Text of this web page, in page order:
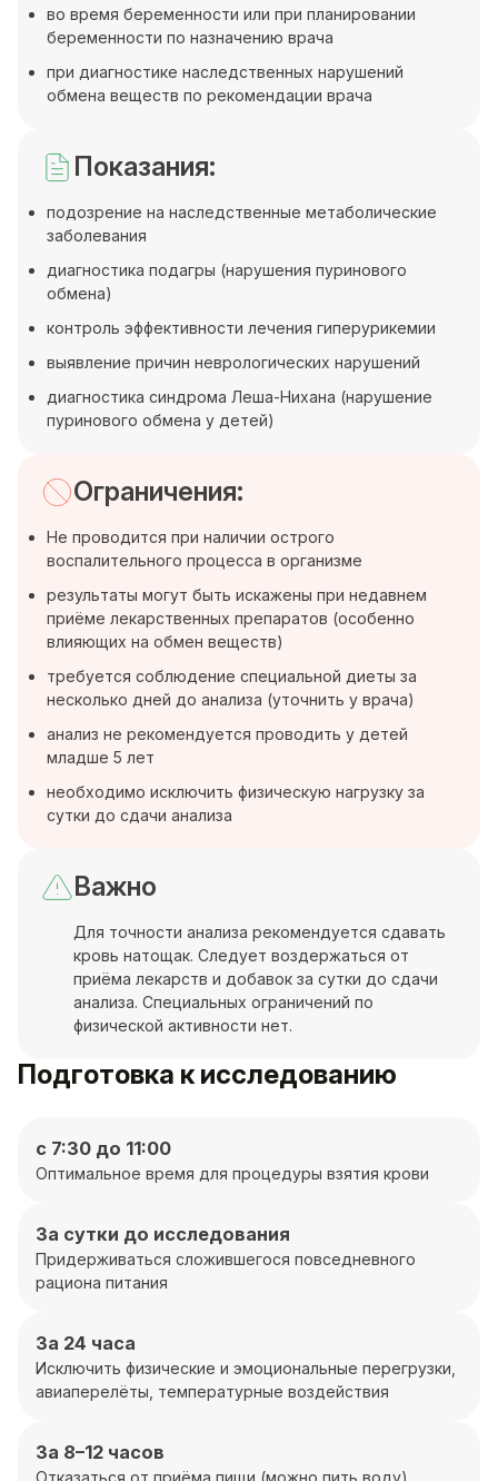
во время беременности или при планировании
беременности по назначению врача
при диагностике наследственных нарушений
обмена веществ по рекомендации врача
Показания:
подозрение на наследственные метаболические
заболевания
диагностика подагры (нарушения пуринового
обмена)
контроль эффективности лечения гиперурикемии
выявление причин неврологических нарушений
диагностика синдрома Леша-Нихана (нарушение
пуринового обмена у детей)
Ограничения:
Не проводится при наличии острого
воспалительного процесса в организме
результаты могут быть искажены при недавнем
приёме лекарственных препаратов (особенно
влияющих на обмен веществ)
требуется соблюдение специальной диеты за
несколько дней до анализа (уточнить у врача)
анализ не рекомендуется проводить у детей
младше 5 лет
необходимо исключить физическую нагрузку за
сутки до сдачи анализа
Важно
Для точности анализа рекомендуется сдавать
кровь натощак. Следует воздержаться от
приёма лекарств и добавок за сутки до сдачи
анализа. Специальных ограничений по
физической активности нет.
Подготовка к исследованию
с 7:30 до 11:00
Оптимальное время для процедуры взятия крови
За сутки до исследования
Придерживаться сложившегося повседневного
рациона питания
За 24 часа
Исключить физические и эмоциональные перегрузки,
авиаперелёты, температурные воздействия
За 8–12 часов
Отказаться от приёма пищи (можно пить воду)